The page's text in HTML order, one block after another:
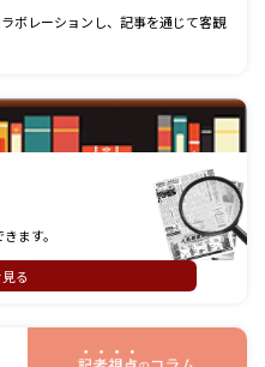
ボレーションし、記事を通じて客観
ます。
る